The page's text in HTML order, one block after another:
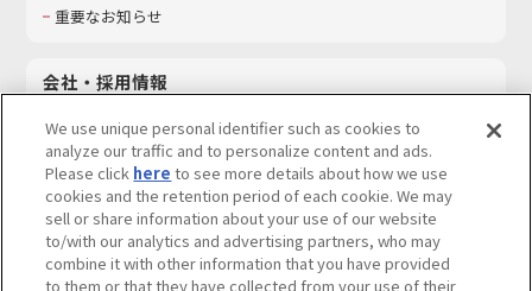
重要なお知らせ
会社・採用情報
採用情報
サステナビリティ
お問い合わせ
We use unique personal identifier such as cookies to
analyze our traffic and to personalize content and ads.
Please click here to see more details about how we use
cookies and the retention period of each cookie. We may
sell or share information about your use of our website
to/with our analytics and advertising partners, who may
combine it with other information that you have provided
to them or that they have collected from your use of their